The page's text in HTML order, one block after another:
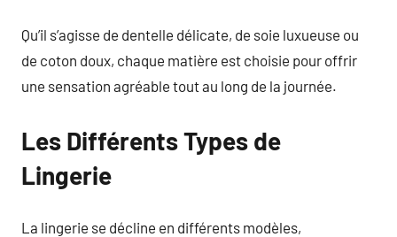
Qu’il s’agisse de dentelle délicate, de soie luxueuse ou
de coton doux, chaque matière est choisie pour offrir
une sensation agréable tout au long de la journée.
Les Différents Types de
Lingerie
La lingerie se décline en différents modèles,